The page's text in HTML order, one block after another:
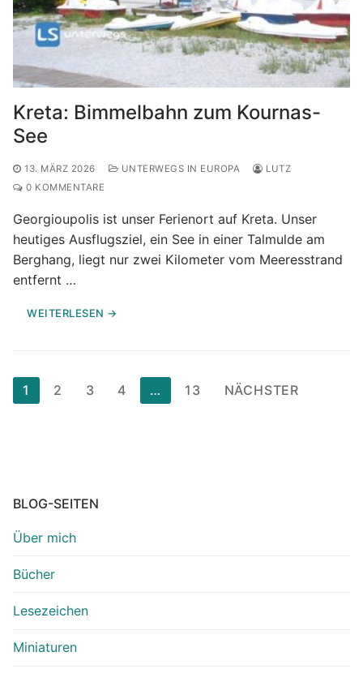
Kreta: Bimmelbahn zum Kournas-
See
13. MÄRZ 2026 UNTERWEGS IN EUROPA
LUTZ
0 KOMMENTARE
Georgioupolis ist unser Ferienort auf Kreta. Unser
heutiges Ausflugsziel, ein See in einer Talmulde am
Berghang, liegt nur zwei Kilometer vom Meeresstrand
entfernt …
WEITERLESEN →
Seitennummerierung
der
1 2 3 4 … 13 NÄCHSTER
BLOG-SEITEN
Über mich
Bücher
Lesezeichen
Miniaturen